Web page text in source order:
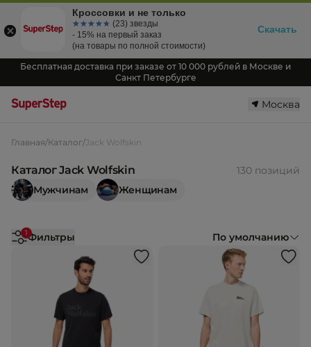
Бесплатная доставка при заказе от 10 000 рублей в Москве и
Санкт Петербурге
Москва
Главная/Каталог/Jack Wolfskin
Каталог Jack Wolfskin
130 позиций
Мужчинам
Женщинам
1Фильтры По умолчанию
Кроссовки и не только
☆☆☆☆☆
★★★★★ (23) звезды
- 15% на первый заказ
(на товары по полной стоимости)
Скачать